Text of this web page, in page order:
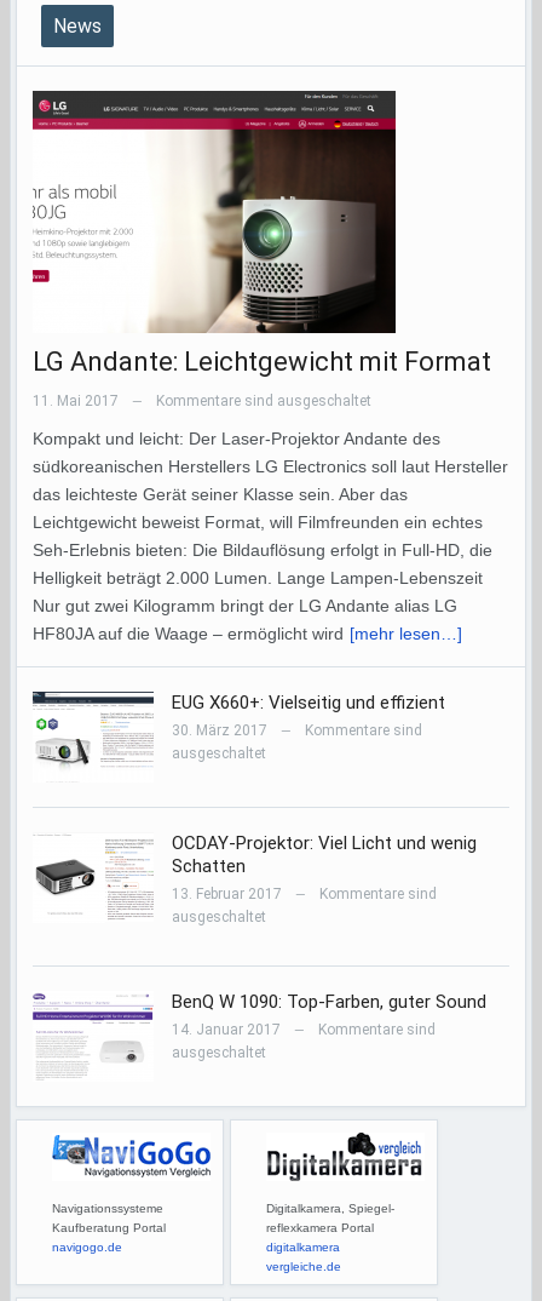
News
LG Andante: Leichtgewicht mit Format
11. Mai 2017 — Kommentare sind ausgeschaltet
Kompakt und leicht: Der Laser-Projektor Andante des
südkoreanischen Herstellers LG Electronics soll laut Hersteller
das leichteste Gerät seiner Klasse sein. Aber das
Leichtgewicht beweist Format, will Filmfreunden ein echtes
Seh-Erlebnis bieten: Die Bildauflösung erfolgt in Full-HD, die
Helligkeit beträgt 2.000 Lumen. Lange Lampen-Lebenszeit
Nur gut zwei Kilogramm bringt der LG Andante alias LG
HF80JA auf die Waage – ermöglicht wird [mehr lesen…]
EUG X660+: Vielseitig und effizient
30. März 2017 —
Kommentare sind
ausgeschaltet
OCDAY-Projektor: Viel Licht und wenig
Schatten
13. Februar 2017 —
Kommentare sind
ausgeschaltet
BenQ W 1090: Top-Farben, guter Sound
14. Januar 2017 —
Kommentare sind
ausgeschaltet
Navigationssysteme
Kaufberatung Portal
navigogo.de
Digitalkamera, Spiegel-
reflexkamera Portal
digitalkamera
vergleiche.de